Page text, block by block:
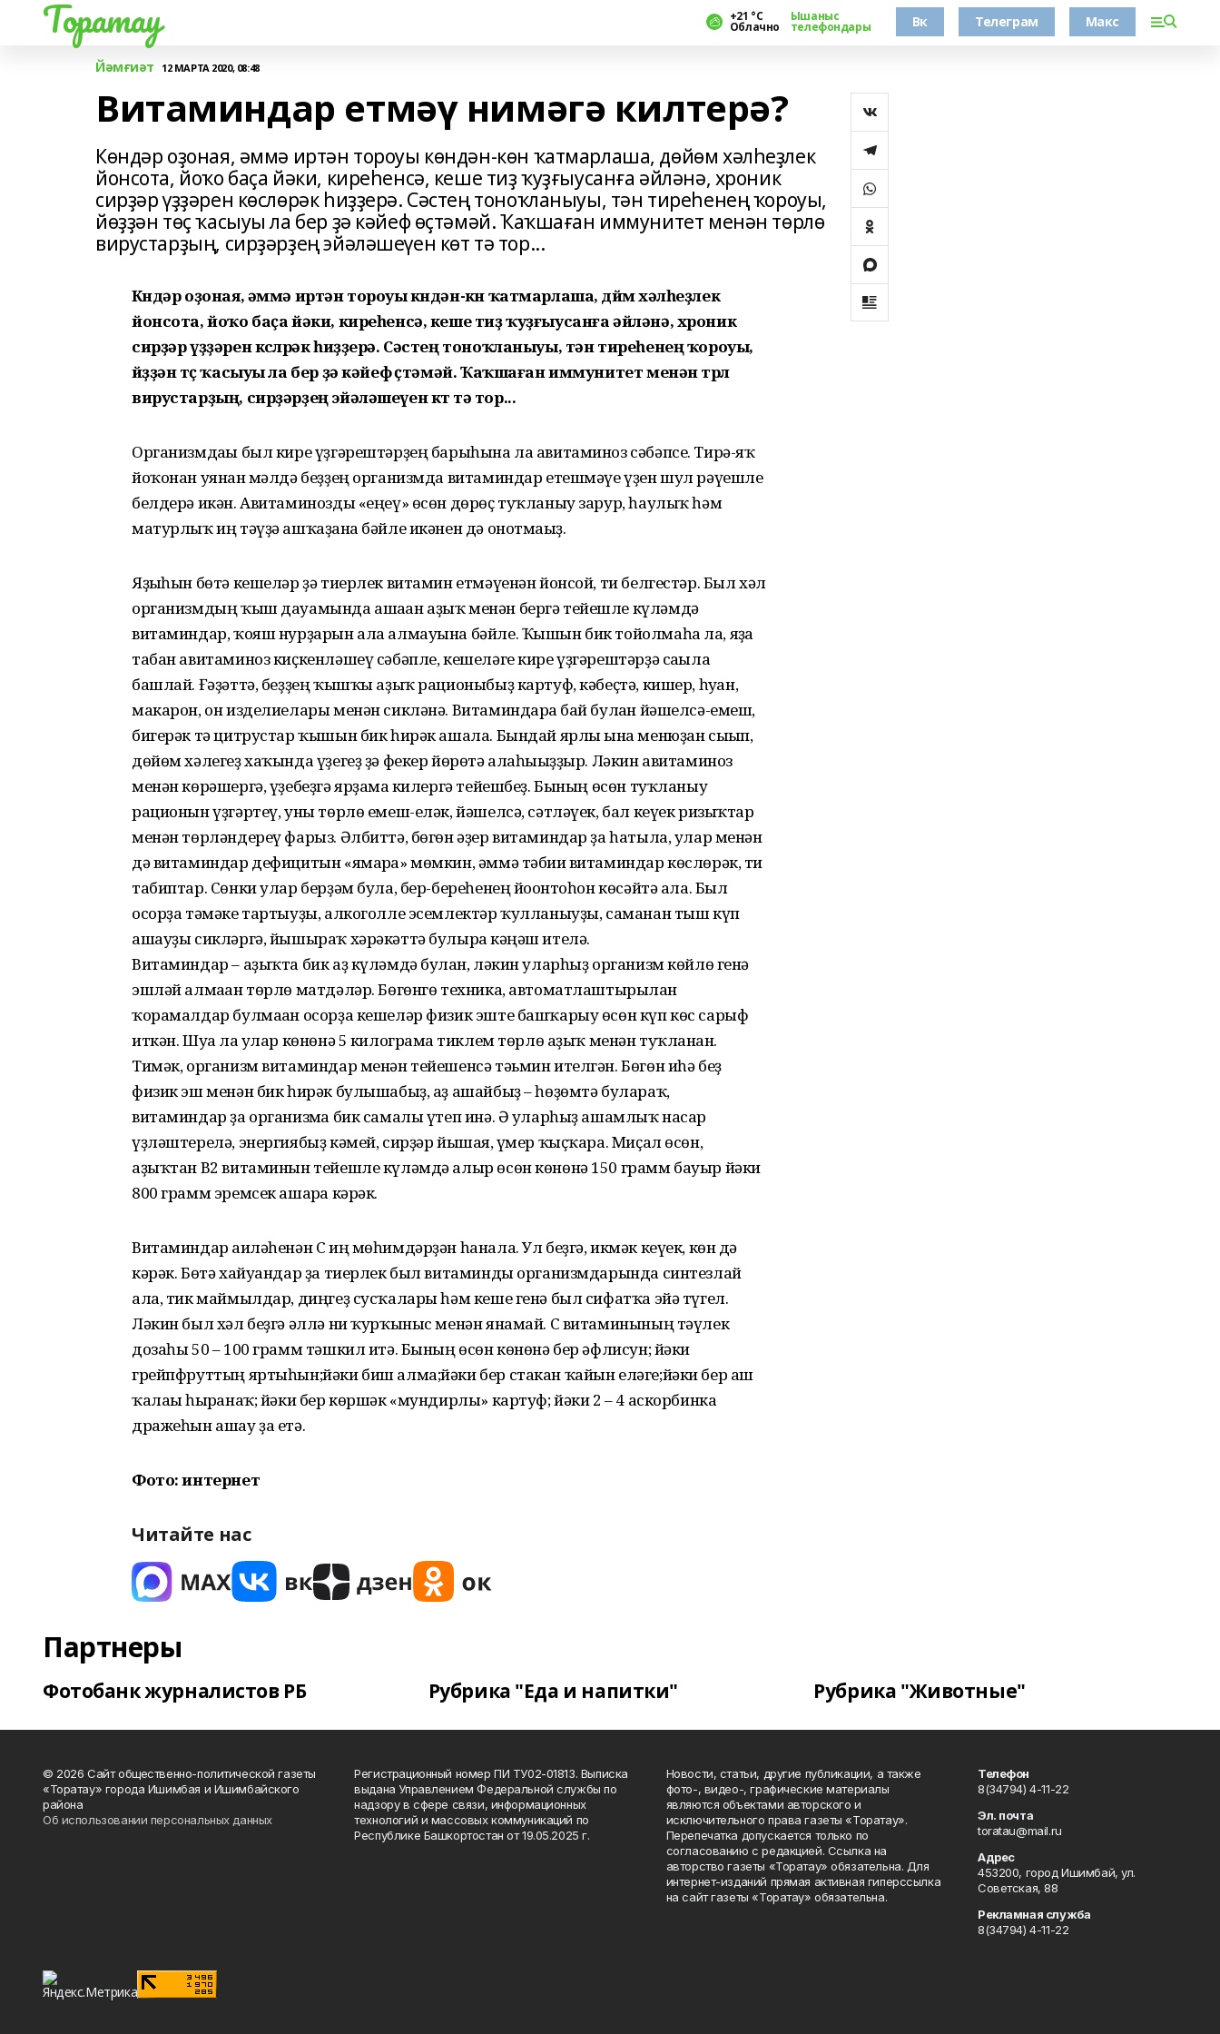
Торатау +21 °С
Облачно
Ышаныс
телефондары Вк Телеграм Макс
Йәмғиәт 12 МАРТА 2020, 08:48
Витаминдар етмәү нимәгә килтерә?
Көндәр оҙоная, әммә иртән тороуы көндән-көн ҡатмарлаша, дөйөм хәлһеҙлек
йонсота, йоҡо баҫа йәки, киреһенсә, кеше тиҙ ҡуҙғыусанға әйләнә, хроник
сирҙәр үҙҙәрен көслөрәк һиҙҙерә. Сәстең тоноҡланыуы, тән тиреһенең ҡороуы,
йөҙҙән төҫ ҡасыуы ла бер ҙә кәйеф өҫтәмәй. Ҡаҡшаған иммунитет менән төрлө
вирустарҙың, сирҙәрҙең эйәләшеүен көт тә тор...
Көндәр оҙоная, әммә иртән тороуы көндән-көн ҡатмарлаша, дөйөм хәлһеҙлек
йонсота, йоҡо баҫа йәки, киреһенсә, кеше тиҙ ҡуҙғыусанға әйләнә, хроник
сирҙәр үҙҙәрен көслөрәк һиҙҙерә. Сәстең тоноҡланыуы, тән тиреһенең ҡороуы,
йөҙҙән төҫ ҡасыуы ла бер ҙә кәйеф өҫтәмәй. Ҡаҡшаған иммунитет менән төрлө
вирустарҙың, сирҙәрҙең эйәләшеүен көт тә тор...
Организмдағы был кире үҙгәрештәрҙең барыһына ла авитаминоз сәбәпсе. Тирә-яҡ
йоҡонан уянған мәлдә беҙҙең организмда витаминдар етешмәүе үҙен шул рәүешле
белдерә икән. Авитаминозды «еңеү» өсөн дөрөҫ туҡланыу зарур, һаулыҡ һәм
матурлыҡ иң тәүҙә ашҡаҙанға бәйле икәнен дә онотмағыҙ.
Яҙғыһын бөтә кешеләр ҙә тиерлек витамин етмәүенән йонсой, ти белгестәр. Был хәл
организмдың ҡыш дауамында ашаған аҙыҡ менән бергә тейешле күләмдә
витаминдар, ҡояш нурҙарын ала алмауына бәйле. Ҡышын бик тойолмаһа ла, яҙға
табан авитаминоз киҫкенләшеү сәбәпле, кешеләге кире үҙгәрештәрҙә сағыла
башлай. Ғәҙәттә, беҙҙең ҡышҡы аҙыҡ рационыбыҙ картуф, кәбеҫтә, кишер, һуған,
макарон, он изделиелары менән сикләнә. Витаминдарға бай булған йәшелсә-емеш,
бигерәк тә цитрустар ҡышын бик һирәк ашала. Бындай ярлы ғына менюҙан сығып,
дөйөм хәлегеҙ хаҡында үҙегеҙ ҙә фекер йөрөтә алаһығыҙҙыр. Ләкин авитаминоз
менән көрәшергә, үҙебеҙгә ярҙамға килергә тейешбеҙ. Бының өсөн туҡланыу
рационын үҙгәртеү, уны төрлө емеш-еләк, йәшелсә, сәтләүек, бал кеүек ризыҡтар
менән төрләндереү фарыз. Әлбиттә, бөгөн әҙер витаминдар ҙа һатыла, улар менән
дә витаминдар дефицитын «ямарға» мөмкин, әммә тәбиғи витаминдар көслөрәк, ти
табиптар. Сөнки улар берҙәм була, бер-береһенең йоғонтоһон көсәйтә ала. Был
осорҙа тәмәке тартыуҙы, алкоголле эсемлектәр ҡулланыуҙы, саманан тыш күп
ашауҙы сикләргә, йышыраҡ хәрәкәттә булырға кәңәш ителә.
Витаминдар – аҙыҡта бик аҙ күләмдә булған, ләкин уларһыҙ организм көйлө генә
эшләй алмаған төрлө матдәләр. Бөгөнгө техника, автоматлаштырылған
ҡорамалдар булмаған осорҙа кешеләр физик эште башҡарыу өсөн күп көс сарыф
иткән. Шуға ла улар көнөнә 5 килограмға тиклем төрлө аҙыҡ менән туҡланған.
Тимәк, организм витаминдар менән тейешенсә тәьмин ителгән. Бөгөн иһә беҙ
физик эш менән бик һирәк булышабыҙ, аҙ ашайбыҙ – һөҙөмтә булараҡ,
витаминдар ҙа организмға бик самалы үтеп инә. Ә уларһыҙ ашамлыҡ насар
үҙләштерелә, энергиябыҙ кәмей, сирҙәр йышая, ғүмер ҡыҫҡара. Миҫал өсөн,
аҙыҡтан В2 витаминын тейешле күләмдә алыр өсөн көнөнә 150 грамм бауыр йәки
800 грамм эремсек ашарға кәрәк.
Витаминдар ғаиләһенән С иң мөһимдәрҙән һанала. Ул беҙгә, икмәк кеүек, көн дә
кәрәк. Бөтә хайуандар ҙа тиерлек был витаминды организмдарында синтезлай
ала, тик маймылдар, диңгеҙ сусҡалары һәм кеше генә был сифатҡа эйә түгел.
Ләкин был хәл беҙгә әллә ни ҡурҡыныс менән янамай. С витаминының тәүлек
дозаһы 50 – 100 грамм тәшкил итә. Бының өсөн көнөнә бер әфлисун; йәки
грейпфруттың яртыһын;йәки биш алма;йәки бер стакан ҡайын еләге;йәки бер аш
ҡалағы һырғанаҡ; йәки бер көршәк «мундирлы» картуф; йәки 2 – 4 аскорбинка
дражеһын ашау ҙа етә.
Фото: интернет
Читайте нас
Партнеры
Фотобанк журналистов РБ Рубрика "Еда и напитки" Рубрика "Животные"
© 2026 Сайт общественно-политической газеты
«Торатау» города Ишимбая и Ишимбайского
района
Об использовании персональных данных
Регистрационный номер ПИ ТУ02-01813. Выписка
выдана Управлением Федеральной службы по
надзору в сфере связи, информационных
технологий и массовых коммуникаций по
Республике Башкортостан от 19.05.2025 г.
Новости, статьи, другие публикации, а также
фото-, видео-, графические материалы
являются объектами авторского и
исключительного права газеты «Торатау».
Перепечатка допускается только по
согласованию с редакцией. Ссылка на
авторство газеты «Торатау» обязательна. Для
интернет-изданий прямая активная гиперссылка
на сайт газеты «Торатау» обязательна.
Телефон
8(34794) 4-11-22
Эл. почта
toratau@mail.ru
Адрес
453200, город Ишимбай, ул.
Советская, 88
Рекламная служба
8(34794) 4-11-22